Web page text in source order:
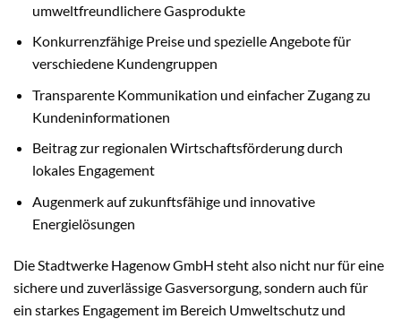
umweltfreundlichere Gasprodukte
Konkurrenzfähige Preise und spezielle Angebote für
verschiedene Kundengruppen
Transparente Kommunikation und einfacher Zugang zu
Kundeninformationen
Beitrag zur regionalen Wirtschaftsförderung durch
lokales Engagement
Augenmerk auf zukunftsfähige und innovative
Energielösungen
Die Stadtwerke Hagenow GmbH steht also nicht nur für eine
sichere und zuverlässige Gasversorgung, sondern auch für
ein starkes Engagement im Bereich Umweltschutz und